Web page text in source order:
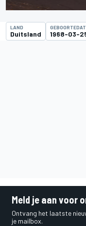
LAND
Duitsland 1968-03-
Meld je aan voor
Ontvang het laatste
je mailbox.